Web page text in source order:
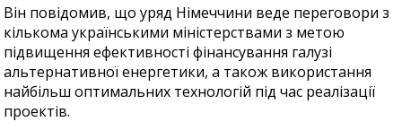
Він повідомив, що уряд Німеччини веде переговори з
кількома українськими міністерствами з метою
підвищення ефективності фінансування галузі
альтернативної енергетики, а також використання
найбільш оптимальних технологій під час реалізації
проектів.